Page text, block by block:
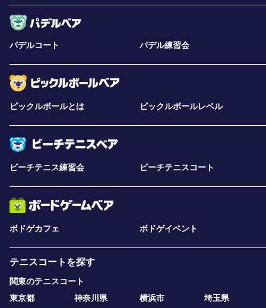
パデルコート パデル練習会
ピックルボールとは ピックルボールレベル
ビーチテニス練習会 ビーチテニスコート
ボドゲカフェ ボドゲイベント
テニスコートを探す
関東のテニスコート
東京都
神奈川県 横浜市 埼玉県